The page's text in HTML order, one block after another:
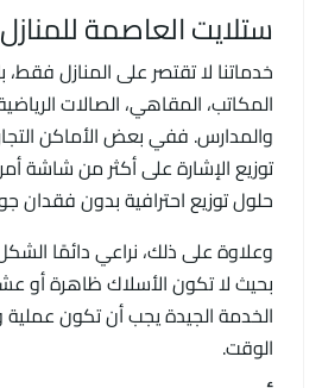
ستلايت العاصمة
خدماتنا لا تقتصر على المنازل
المكاتب، المقاهي، الصالات
والمدارس. ففي بعض الأماكن
توزيع الإشارة على أكثر من شاشة
حلول توزيع احترافية بدون فقدان
وعلاوة على ذلك، نراعي دائمًا
بحيث لا تكون الأسلاك ظاهرة أو
الخدمة الجيدة يجب أن تكون
الوقت.